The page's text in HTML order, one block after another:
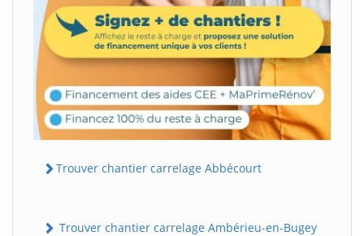
Trouver chantier carrelage Abbécourt
Trouver chantier carrelage Ambérieu-en-Bugey